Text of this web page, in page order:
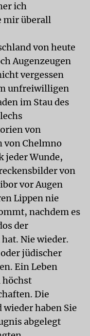
ich
mir überall
von heute
Augenzeugen
vergessen
unfreiwilligen
im Stau des
von
von Chelmno
jeder Wunde,
von
vor Augen
Lippen nie
nachdem es
der
Nie wieder.
jüdischer
Ein Leben
höchst
Die
haben Sie
abgelegt